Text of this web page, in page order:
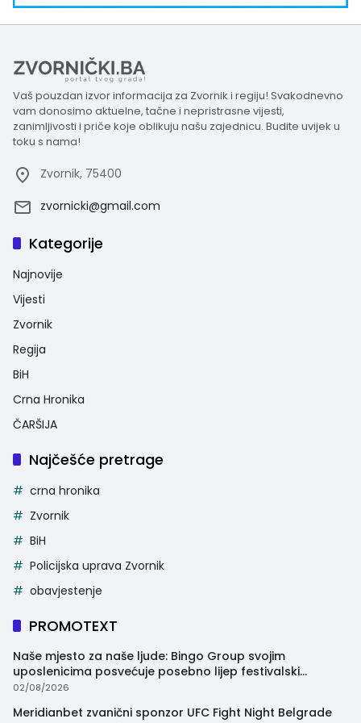
Vaš pouzdan izvor informacija za Zvornik i regiju! Svakodnevno
vam donosimo aktuelne, tačne i nepristrasne vijesti,
zanimljivosti i priče koje oblikuju našu zajednicu. Budite uvijek u
toku s nama!
Zvornik, 75400
zvornicki@gmail.com
Kategorije
Najnovije
Vijesti
Zvornik
Regija
BiH
Crna Hronika
ČARŠIJA
Najčešće pretrage
crna hronika
Zvornik
BiH
Policijska uprava Zvornik
obavjestenje
PROMOTEXT
Naše mjesto za naše ljude: Bingo Group svojim
uposlenicima posvećuje posebno lijep festivalski
trenutak
02/08/2026
Meridianbet zvanični sponzor UFC Fight Night Belgrade